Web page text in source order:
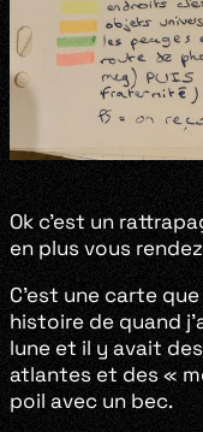
Ok c’est un
en plus vous
C’est une carte
histoire de quand
lune et il y avait
atlantes et des «
poil avec un bec.